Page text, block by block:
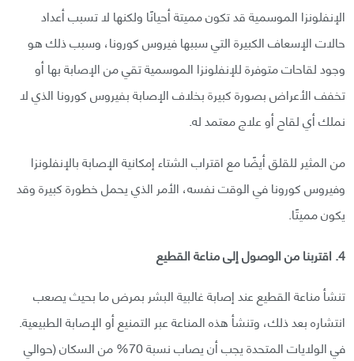
الإنفلونزا الموسمية قد تكون مميتة أحيانًا ولكنها لا تسبب أعداد
حالات الإسعاف الكبيرة التي سببها فيروس كورونا، وسبب ذلك هو
وجود لقاحات متوفرة للإنفلونزا الموسمية تقي من الإصابة بها أو
تخفف الأعراض بصورة كبيرة بخلاف الإصابة بفيروس كورونا الذي لا
نملك أي لقاح أو علاج معتمد له.
من المثير للقلق أيضًا مع اقتراب الشتاء إمكانية الإصابة بالإنفلونزا
وفيروس كورونا في الوقت نفسه، الأمر الذي يحمل خطورة كبيرة وقد
يكون مميتًا.
4. اقتربنا من الوصول إلى مناعة القطيع
تنشأ مناعة القطيع عند إصابة غالبية البشر بمرض ما بحيث يصعب
انتشاره بعد ذلك، وتنشأ هذه المناعة عبر التمنيع أو الإصابة الطبيعية.
في الولايات المتحدة يجب أن يصاب نسبة 70% من السكان (حوالي